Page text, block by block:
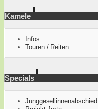
Kamele
Infos
Touren / Reiten
Specials
Junggesellinnenabschied